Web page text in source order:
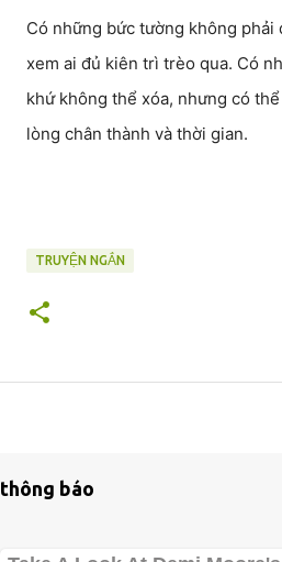
Có những bức tường không phải
xem ai đủ kiên trì trèo qua. Có
khứ không thể xóa, nhưng có
lòng chân thành và thời gian.
TRUYỆN NGẮN
thông báo